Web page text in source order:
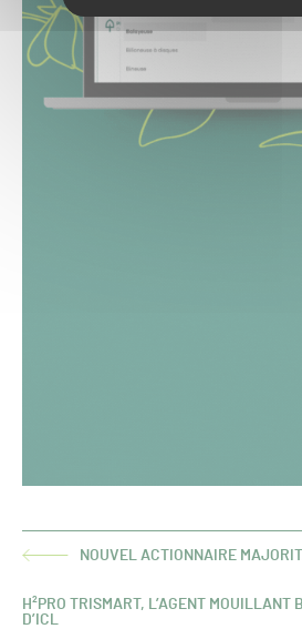
ARTICLENOUVEL ACTIONNAIRE
ARTICLE
H²PRO TRISMART, L’AGENT MOUILLANT
D’ICL